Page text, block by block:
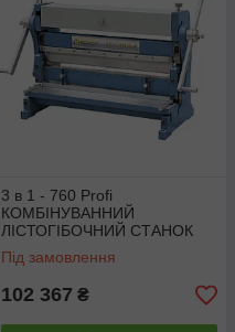
3 в 1 - 760 Profi
КОМБІНУВАННИЙ
ЛІСТОГІБОЧНИЙ СТАНОК
3В1 Bernardo <unk>
Універсальний листогин 3В1
Під замовлення
102 367 ₴